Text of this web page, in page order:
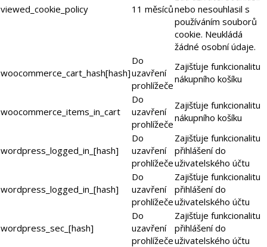
viewed_cookie_policy 11 měsícůnebo nesouhlasil s
používáním souborů
cookie. Neukládá
žádné osobní údaje.
woocommerce_cart_hash[hash]
Do
uzavření
prohlížeče
Zajišťuje funkcionalitu
nákupního košíku
woocommerce_items_in_cart
Do
uzavření
prohlížeče
Zajišťuje funkcionalitu
nákupního košíku
wordpress_logged_in_[hash]
Do
uzavření
prohlížeče
Zajišťuje funkcionalitu
přihlášení do
uživatelského účtu
wordpress_logged_in_[hash]
Do
uzavření
prohlížeče
Zajišťuje funkcionalitu
přihlášení do
uživatelského účtu
wordpress_sec_[hash]
Do
uzavření
prohlížeče
Zajišťuje funkcionalitu
přihlášení do
uživatelského účtu